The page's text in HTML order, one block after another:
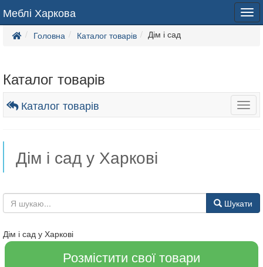
Меблі Харкова
Головна Каталог товарів Дім і сад
Каталог товарів
Каталог товарів
Дім і сад у Харкові
Шукати
Дім і сад у Харкові
Розмістити свої товари